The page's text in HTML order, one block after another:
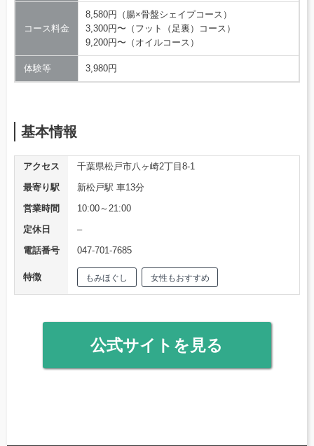
コース料金
8,580円（腸×骨盤シェイプコース）
3,300円〜（フット（足裏）コース）
9,200円〜（オイルコース）
体験等 3,980円
基本情報
アクセス
千葉県松戸市八ヶ崎2丁目8-1
最寄り駅
新松戸駅 車13分
営業時間
10:00～21:00
定休日
–
電話番号
047-701-7685
特徴 もみほぐし 女性もおすすめ
公式サイトを見る